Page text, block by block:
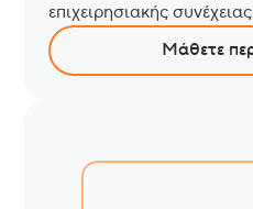
επιχειρησιακής
Μάθετε